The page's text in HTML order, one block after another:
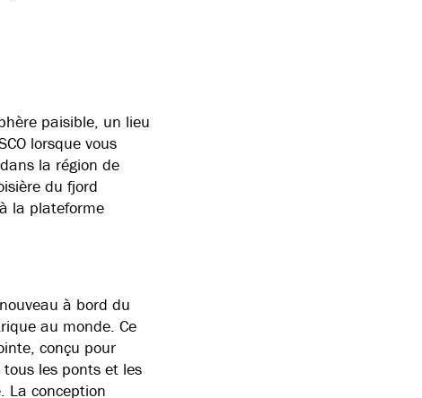
paisible, un lieu
lorsque vous
la région de
du fjord
la plateforme
à bord du
au monde. Ce
conçu pour
les ponts et les
La conception